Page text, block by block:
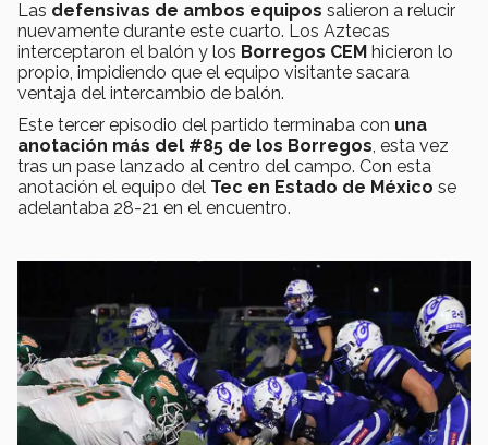
Las defensivas de ambos equipos salieron a relucir
nuevamente durante este cuarto. Los Aztecas
interceptaron el balón y los Borregos CEM hicieron lo
propio, impidiendo que el equipo visitante sacara
ventaja del intercambio de balón.
Este tercer episodio del partido terminaba con una
anotación más del #85 de los Borregos, esta vez
tras un pase lanzado al centro del campo. Con esta
anotación el equipo del Tec en Estado de México se
adelantaba 28-21 en el encuentro.